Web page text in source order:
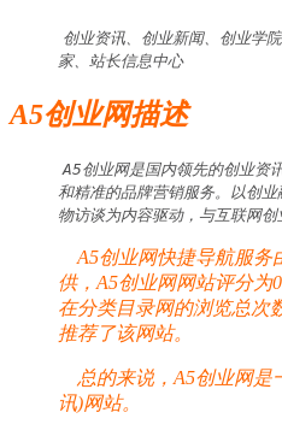
创业资讯、创业新闻、创业学
家、站长信息中心
A5创业网描述
A5创业网是国内领先的创业资
和精准的品牌营销服务。以创
物访谈为内容驱动，与互联网创
A5创业网快捷导航服务
供，A5创业网网站评分为
在分类目录网的浏览总次
推荐了该网站。
总的来说，A5创业网是
讯)网站。